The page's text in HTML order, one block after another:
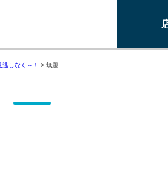
しなく～！ > 無題